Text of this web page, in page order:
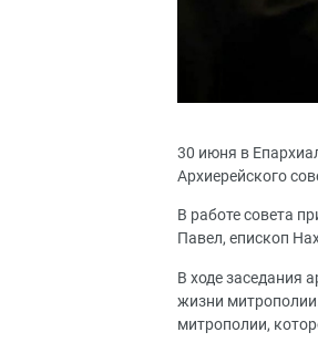
30 июня в
Архиерейского
В работе совета
Павел, епископ
В ходе заседания
жизни
митрополии,